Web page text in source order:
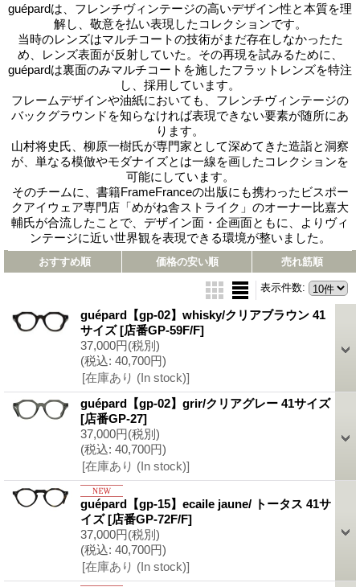
guépardは、フレンチヴィンテージの高いデザイン性と本質を理
解し、敬意を払い表現したコレクションです。
当時のレンズはマルチコートの技術がまだ存在しなかったた
め、レンズ表面が反射していた。その再現を試みるために、
guépardは裏面のみマルチコートを施したフラットレンズを特注
し、採用しています。
フレームデザインや油紙においても、フレンチヴィンテージの
バックグラウンドを知らなければ表現できない要素が随所にあ
ります。
山村将史氏、柳原一樹氏が専門家として深めてきた造詣と洞察
が、単なる模倣やモダナイズとは一線を画したコレクションを
可能にしています。
そのチームに、書籍FrameFranceの出版にも携わったビスポー
クアイウェア専門店「めがね舎ストライク」のオーナー比嘉大
輔氏が合流したことで、デザイン面・企画面ともに、よりヴィ
ンテージに近い世界観を表現できる環境が整いました。
おすすめ順 価格の安い順 売れ筋順
表示件数:
guépard【gp-02】whisky/クリアブラウン 41
サイズ[店番GP-59F/F]
37,000円(税別)
(税込: 40,700円)
[在庫あり (In stock)]
guépard【gp-02】grir/クリアグレー 41サイズ
[店番GP-27]
37,000円(税別)
(税込: 40,700円)
[在庫あり (In stock)]
guépard【gp-15】ecaile jaune/ トータス 41サ
イズ[店番GP-72F/F]
37,000円(税別)
(税込: 40,700円)
[在庫あり (In stock)]